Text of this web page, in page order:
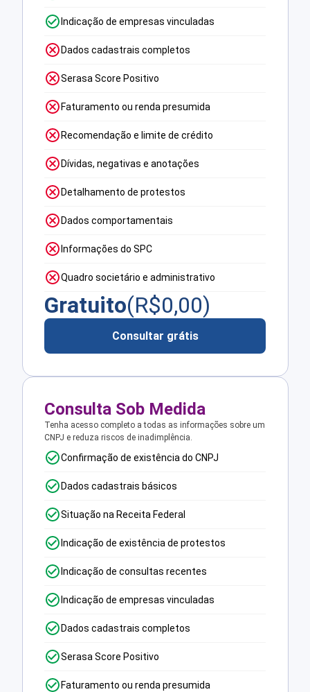
Indicação de empresas vinculadas
Dados cadastrais completos
Serasa Score Positivo
Faturamento ou renda presumida
Recomendação e limite de crédito
Dívidas, negativas e anotações
Detalhamento de protestos
Dados comportamentais
Informações do SPC
Quadro societário e administrativo
Gratuito(R$0,00)
Consultar grátis
Consulta Sob Medida
Tenha acesso completo a todas as informações sobre um
CNPJ e reduza riscos de inadimplência.
Confirmação de existência do CNPJ
Dados cadastrais básicos
Situação na Receita Federal
Indicação de existência de protestos
Indicação de consultas recentes
Indicação de empresas vinculadas
Dados cadastrais completos
Serasa Score Positivo
Faturamento ou renda presumida